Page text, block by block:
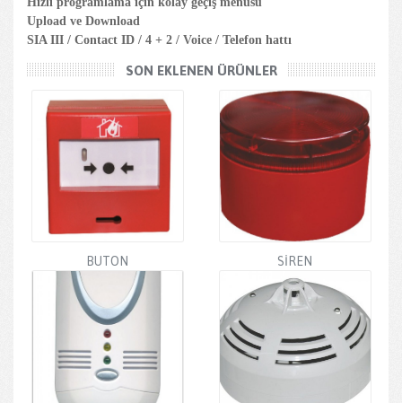
Upload ve Download
SIA III / Contact ID / 4 + 2 / Voice / Telefon hattı
SON EKLENEN ÜRÜNLER
BUTON SİREN